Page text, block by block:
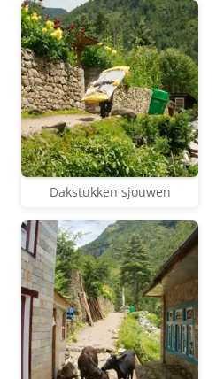
Dakstukken sjouwen